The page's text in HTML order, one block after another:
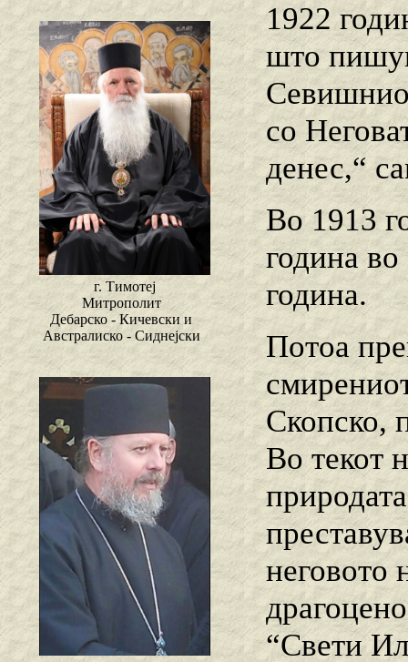
г. Тимотеј
Митрополит
Дебарско - Кичевски и
Австралиско - Сиднејски
1922
што
со
денес,“
Во 1913
година
година.
Потоа
Скопско,
Во текот
неговото
“Свети